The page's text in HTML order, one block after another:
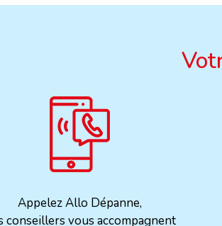
Appelez Allo Dépanne,
conseillers vous accompagnent